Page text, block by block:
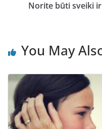
Norite būti sveiki
You May